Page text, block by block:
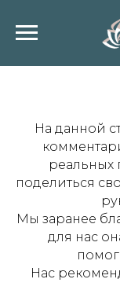
На данной
реальных
поделиться
Мы заранее
для нас
Нас